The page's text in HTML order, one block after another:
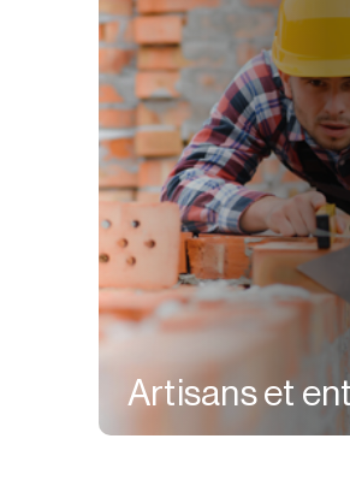
Artisans et